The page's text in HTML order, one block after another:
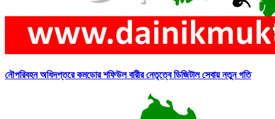
নৌপরিবহন অধিদপ্তরে কমডোর শফিউল বারীর নেতৃত্বে ডিজিটাল সেবায় নতুন গতি